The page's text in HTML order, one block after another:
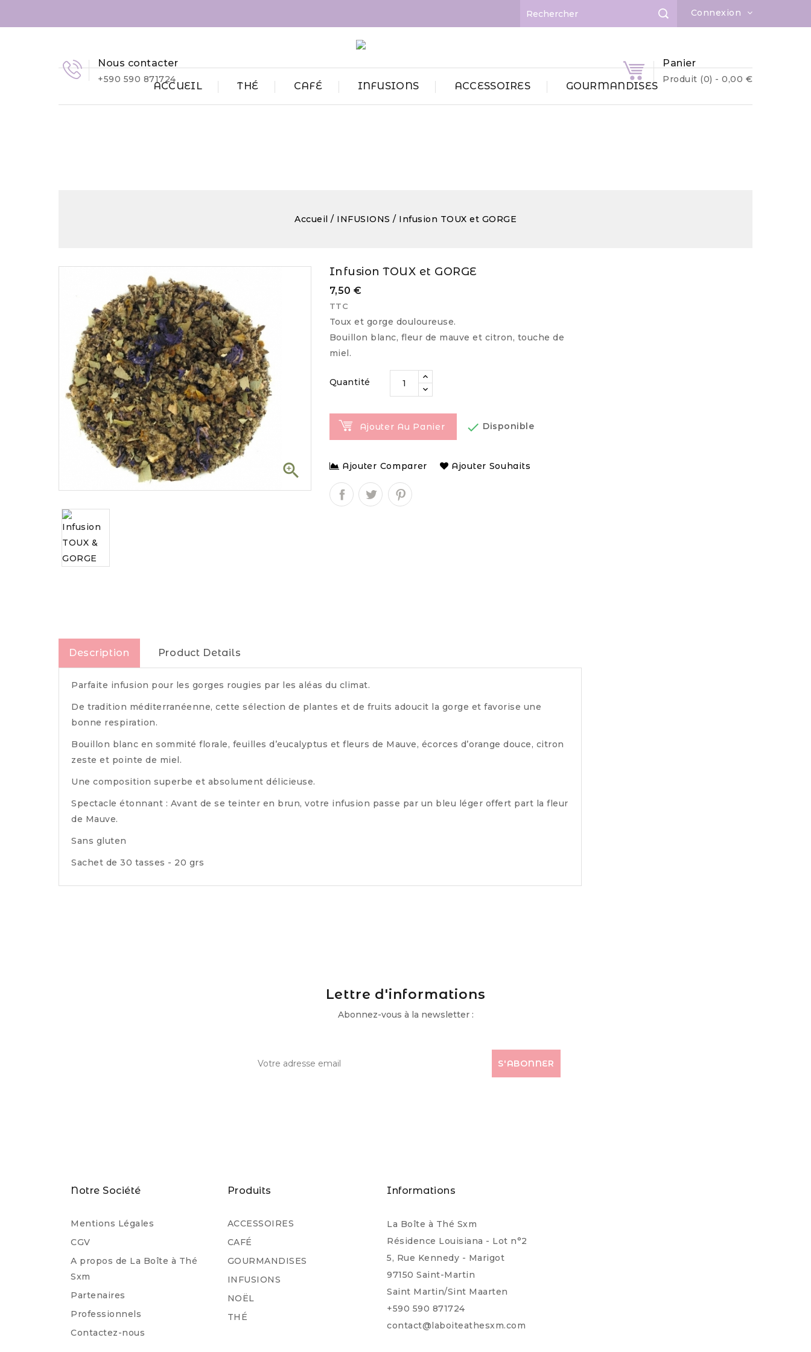
Connexion
Nous contacter
+590 590 871724
Panier
Produit (0) - 0,00 €
ACCUEIL THÉ CAFÉ INFUSIONS ACCESSOIRES GOURMANDISES
Accueil INFUSIONS Infusion TOUX et GORGE

Infusion TOUX et GORGE
7,50 €
TTC
Toux et gorge douloureuse.
Bouillon blanc, fleur de mauve et citron, touche de
miel.
Quantité
Ajouter Au Panier  Disponible
Ajouter Comparer Ajouter Souhaits
Description Product Details
Parfaite infusion pour les gorges rougies par les aléas du climat.
De tradition méditerranéenne, cette sélection de plantes et de fruits adoucit la gorge et favorise une
bonne respiration.
Bouillon blanc en sommité florale, feuilles d’eucalyptus et fleurs de Mauve, écorces d’orange douce, citron
zeste et pointe de miel.
Une composition superbe et absolument délicieuse.
Spectacle étonnant : Avant de se teinter en brun, votre infusion passe par un bleu léger offert part la fleur
de Mauve.
Sans gluten
Sachet de 30 tasses - 20 grs
Lettre d'informations
Abonnez-vous à la newsletter :
Notre Société
Mentions Légales
CGV
A propos de La Boîte à Thé
Sxm
Partenaires
Professionnels
Contactez-nous
Produits
ACCESSOIRES
CAFÉ
GOURMANDISES
INFUSIONS
NOËL
THÉ
Informations
La Boîte à Thé Sxm
Résidence Louisiana - Lot n°2
5, Rue Kennedy - Marigot
97150 Saint-Martin
Saint Martin/Sint Maarten
+590 590 871724
contact@laboiteathesxm.com